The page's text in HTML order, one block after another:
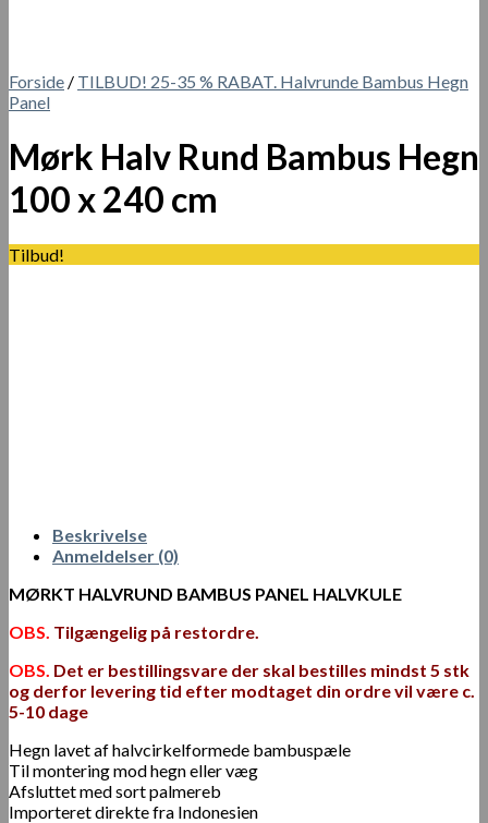
Forside / TILBUD! 25-35 % RABAT. Halvrunde Bambus Hegn
Panel
Mørk Halv Rund Bambus Hegn
100 x 240 cm
Tilbud!
Beskrivelse
Anmeldelser (0)
MØRKT HALVRUND BAMBUS PANEL HALVKULE
OBS. Tilgængelig på restordre.
OBS. Det er bestillingsvare der skal bestilles mindst 5 stk
og derfor levering tid efter modtaget din ordre vil være c.
5-10 dage
Hegn lavet af halvcirkelformede bambuspæle
Til montering mod hegn eller væg
Afsluttet med sort palmereb
Importeret direkte fra Indonesien